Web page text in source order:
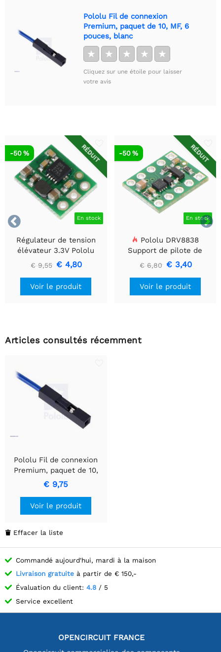
Pololu Fil de connexion
Premium, paquet de 10, MF, 6
pouces, blanc
★ ★ ★ ★ ★
Cliquez sur une étoile pour laisser
votre avis


RÉDUIT
En stock
-50 %
Régulateur de tension
élévateur 3.3V Pololu
U1V10F3
€ 9,55 € 4,80
Voir le produit
RÉDUIT
En stock
-50 %
Pololu DRV8838
Support de pilote de
moteur CC à balais simple
€ 6,80 € 3,40
Voir le produit
Articles consultés récemment
Pololu Fil de connexion
Premium, paquet de 10,
MF, 6 pouces, blanc
€ 9,75
Voir le produit
 Effacer la liste
Commandé aujourd'hui, mardi à la maison
Livraison gratuite à partir de € 150,-
Évaluation du client: 4.8 / 5
Service excellent
OPENCIRCUIT FRANCE